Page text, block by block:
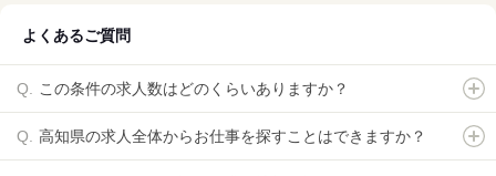
よくあるご質問
この条件の求人数はどのくらいありますか？
高知県の求人全体からお仕事を探すことはできますか？